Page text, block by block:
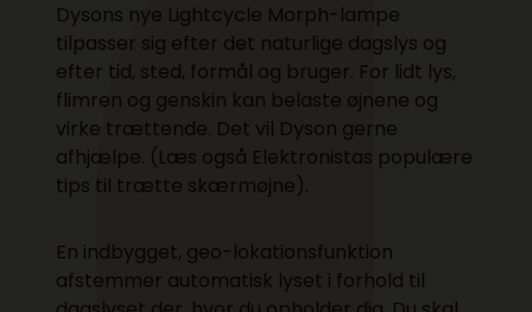
Dysons nye Lightcycle Morph-lampe
tilpasser sig efter det naturlige dagslys og
efter tid, sted, formål og bruger. For lidt lys,
flimren og genskin kan belaste øjnene og
virke trættende. Det vil Dyson gerne
afhjælpe. (Læs også Elektronistas populære
tips til trætte skærmøjne).
En indbygget, geo-lokationsfunktion
afstemmer automatisk lyset i forhold til